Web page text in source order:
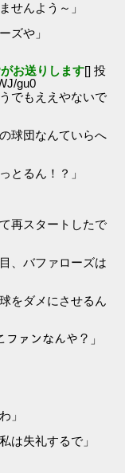
せんよう～」
ズや」
お送りします[] 投
gu0
でもええやないで
球団なんていらへ
とるん！？」
再スタートしたで
、バファローズは
をダメにさせるん
ァンなんや？」
」
は失礼するで」